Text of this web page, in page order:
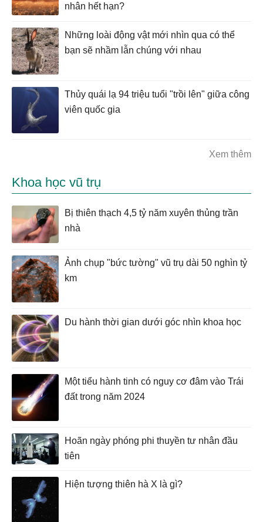
nhân hết hạn?
Những loài động vật mới nhìn qua có thể
bạn sẽ nhầm lẫn chúng với nhau
Thủy quái lạ 94 triệu tuổi "trồi lên" giữa công
viên quốc gia
Xem thêm
Khoa học vũ trụ
Bị thiên thạch 4,5 tỷ năm xuyên thủng trần
nhà
Ảnh chụp "bức tường" vũ trụ dài 50 nghìn tỷ
km
Du hành thời gian dưới góc nhìn khoa học
Một tiểu hành tinh có nguy cơ đâm vào Trái
đất trong năm 2024
Hoãn ngày phóng phi thuyền tư nhân đầu
tiên
Hiện tượng thiên hà X là gì?